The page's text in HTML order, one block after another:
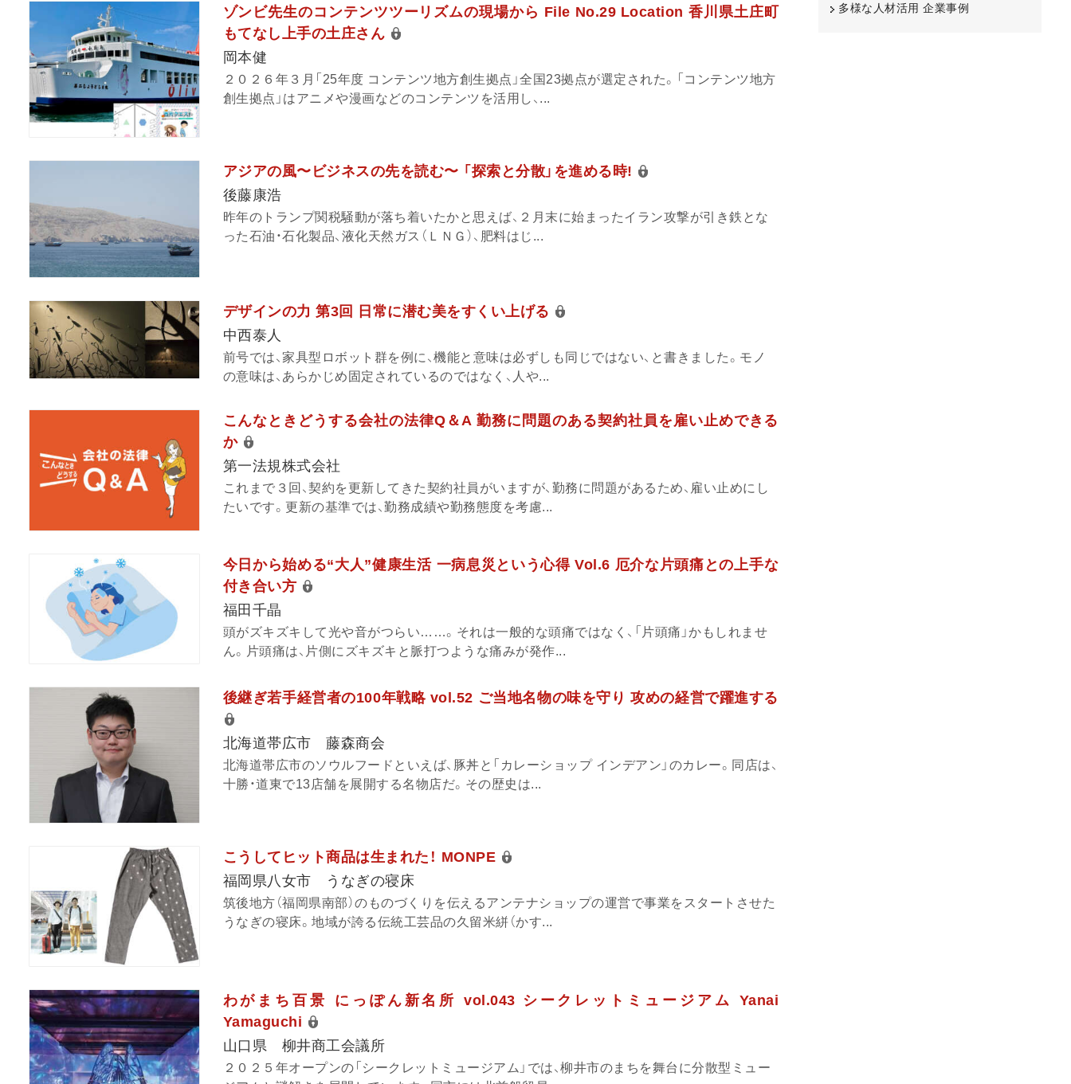
ゾンビ先生のコンテンツツーリズムの現場から File No.29 Location 香川県土庄町
もてなし上手の土庄さん
岡本健
２０２６年３月「25年度 コンテンツ地方創生拠点」全国23拠点が選定された。「コンテンツ地方
創生拠点」はアニメや漫画などのコンテンツを活用し、...
アジアの風〜ビジネスの先を読む〜 「探索と分散」を進める時!
後藤康浩
昨年のトランプ関税騒動が落ち着いたかと思えば、２月末に始まったイラン攻撃が引き鉄とな
った石油・石化製品、液化天然ガス（ＬＮＧ）、肥料はじ...
デザインの力 第3回 日常に潜む美をすくい上げる
中西泰人
前号では、家具型ロボット群を例に、機能と意味は必ずしも同じではない、と書きました。モノ
の意味は、あらかじめ固定されているのではなく、人や...
こんなときどうする会社の法律Q＆A 勤務に問題のある契約社員を雇い止めできる
か
第一法規株式会社
これまで３回、契約を更新してきた契約社員がいますが、勤務に問題があるため、雇い止めにし
たいです。更新の基準では、勤務成績や勤務態度を考慮...
今日から始める“大人”健康生活 一病息災という心得 Vol.6 厄介な片頭痛との上手な
付き合い方
福田千晶
頭がズキズキして光や音がつらい……。それは一般的な頭痛ではなく、「片頭痛」かもしれませ
ん。片頭痛は、片側にズキズキと脈打つような痛みが発作...
後継ぎ若手経営者の100年戦略 vol.52 ご当地名物の味を守り 攻めの経営で躍進する
北海道帯広市 藤森商会
北海道帯広市のソウルフードといえば、豚丼と「カレーショップ インデアン」のカレー。同店は、
十勝・道東で13店舗を展開する名物店だ。その歴史は...
こうしてヒット商品は生まれた！ MONPE
福岡県八女市 うなぎの寝床
筑後地方（福岡県南部）のものづくりを伝えるアンテナショップの運営で事業をスタートさせた
うなぎの寝床。地域が誇る伝統工芸品の久留米絣（かす...
わがまち百景 にっぽん新名所 vol.043 シークレットミュージアム Yanai
Yamaguchi
山口県 柳井商工会議所
２０２５年オープンの「シークレットミュージアム」では、柳井市のまちを舞台に分散型ミュー
多様な人材活用 企業事例